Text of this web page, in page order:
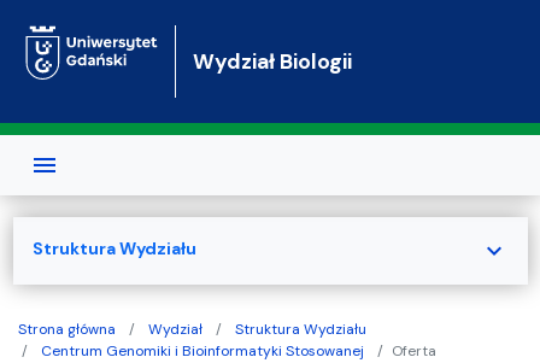
Wydział Biologii
Strona główna Wydział
Struktura Wydziału
Centrum Genomiki i Bioinformatyki Stosowanej
Oferta
Struktura Wydziału expand_more